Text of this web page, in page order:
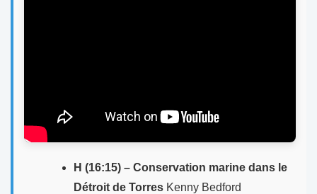
H (16:15) – Conservation marine dans le
Détroit de Torres Kenny Bedford